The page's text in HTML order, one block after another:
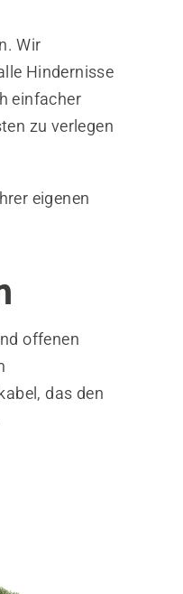
Wir
Hindernisse
einfacher
zu verlegen
eigenen
offenen
das den